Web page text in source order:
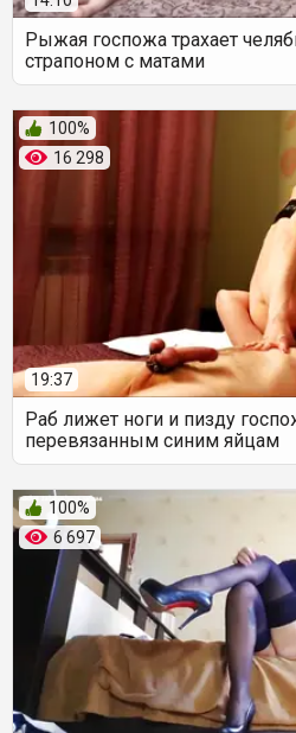
Рыжая госпожа трахает
страпоном с матами
16 298
100%
19:37
Раб лижет ноги и пизду
перевязанным синим яйцам
6 697
100%